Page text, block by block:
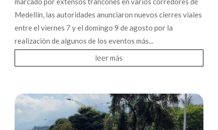
Medellín, las autoridades anunciaron nuevos cierres viales
entre el viernes 7 y el domingo 9 de agosto por la
realización de algunos de los eventos más...
leer más